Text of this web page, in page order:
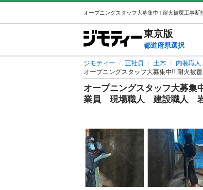
東京版
都道府県選択
ジモティー 正社員 土木 内装職人
オープニングスタッフ大募集中‼︎ 耐
オープニングスタッフ大募
業員 現場職人 建設職人